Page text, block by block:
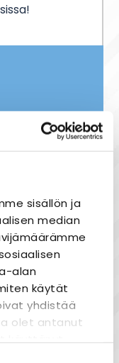
sisällön ja
median
alan
käytät
yhdistää
olet antanut
käyttänyt